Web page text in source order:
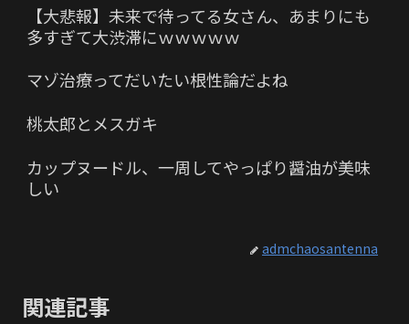
【大悲報】未来で待ってる女さん、あまりにも
多すぎて大渋滞にｗｗｗｗｗ
マゾ治療ってだいたい根性論だよね
桃太郎とメスガキ
カップヌードル、一周してやっぱり醤油が美味
しい
admchaosantenna
関連記事